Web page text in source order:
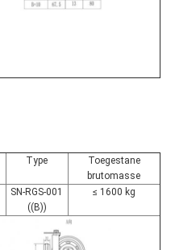
Type
Toegestane
brutomasse
SN-RGS-001
((B))
≤ 1600 kg